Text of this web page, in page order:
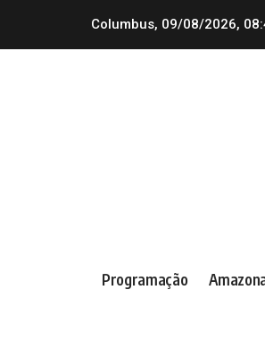
Columbus, 09/08/2026,
Programação